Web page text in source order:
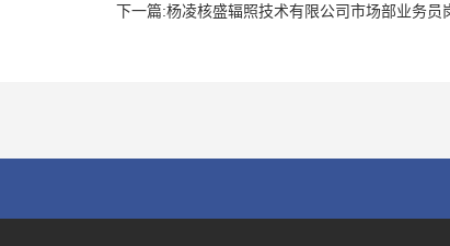
下一篇:杨凌核盛辐照技术有限公司市场部业务员